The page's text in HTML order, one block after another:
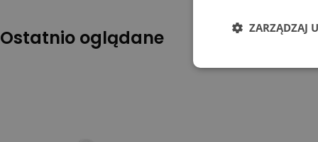
Ostatnio oglądane ZARZĄDZAJ